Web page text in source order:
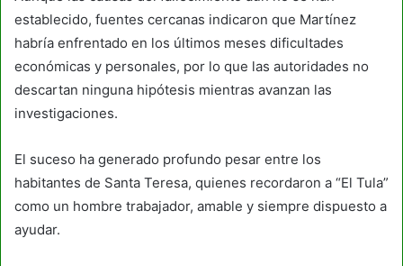
establecido, fuentes cercanas indicaron que Martínez
habría enfrentado en los últimos meses dificultades
económicas y personales, por lo que las autoridades no
descartan ninguna hipótesis mientras avanzan las
investigaciones.
El suceso ha generado profundo pesar entre los
habitantes de Santa Teresa, quienes recordaron a “El Tula”
como un hombre trabajador, amable y siempre dispuesto a
ayudar.